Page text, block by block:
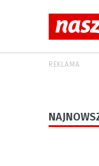
REKLAMA